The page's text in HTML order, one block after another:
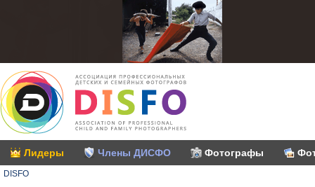
Лидеры Члены ДИСФО Фотографы
DISFO